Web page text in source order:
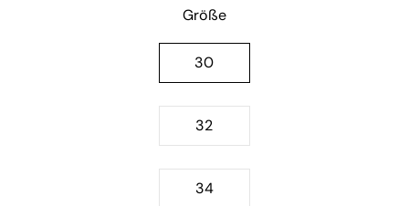
Größe
30
32
34
Variante